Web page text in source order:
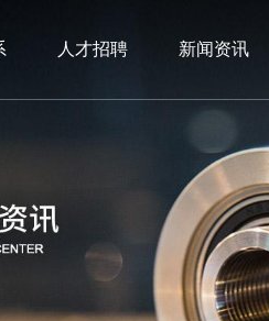
人才招聘 新闻资讯